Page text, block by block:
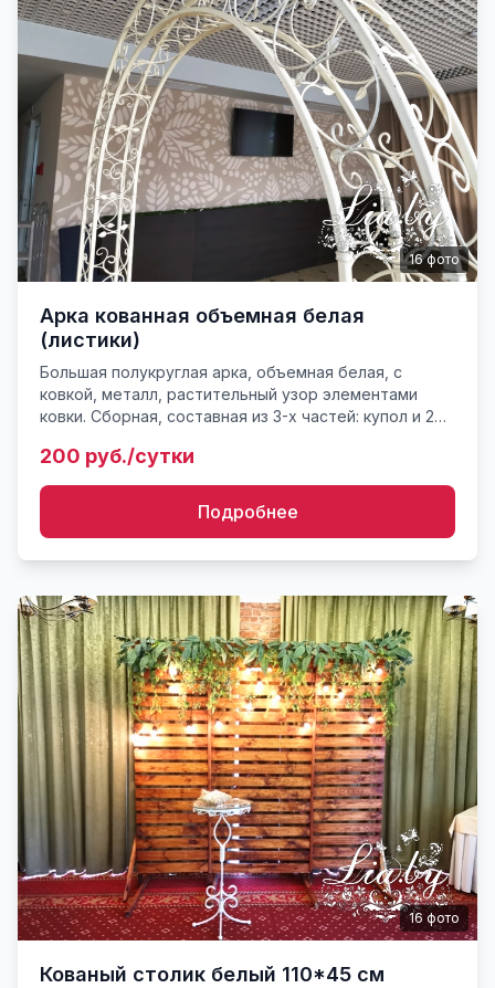
16фото
Арка кованная объемная белая
(листики)
Большая полукруглая арка, объемная белая, с
ковкой, металл, растительный узор элементами
ковки. Сборная, составная из 3-х частей: купол и 2
Габариты...
200 руб./сутки
Подробнее
16 фото
Кованый столик белый 110*45 см